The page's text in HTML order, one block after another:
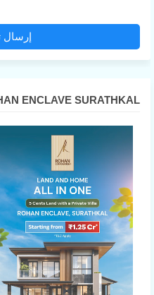
إرسال
ENCLAVE SURATHKAL